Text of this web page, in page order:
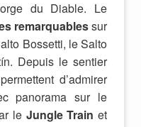
du Diable. Le
remarquablessur
Bossetti, le Salto
Depuis le sentier
d’admirer
panorama sur le
le Jungle Train et